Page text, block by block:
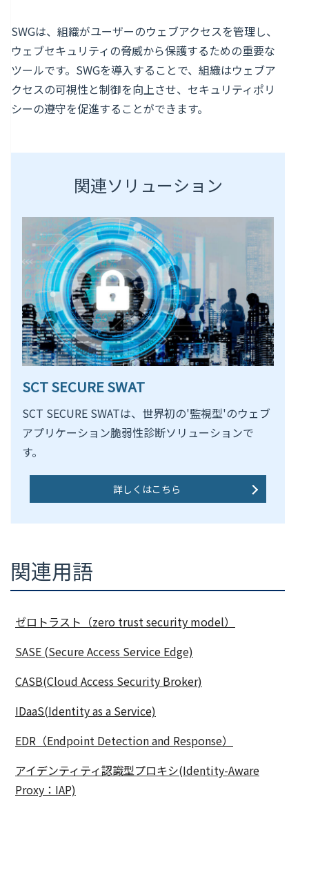
SWGは、組織がユーザーのウェブアクセスを管理し、
ウェブセキュリティの脅威から保護するための重要な
ツールです。SWGを導入することで、組織はウェブア
クセスの可視性と制御を向上させ、セキュリティポリ
シーの遵守を促進することができます。
関連ソリューション
SCT SECURE SWAT
SCT SECURE SWATは、世界初の'監視型'のウェブ
アプリケーション脆弱性診断ソリューションで
す。
詳しくはこちら
関連用語
ゼロトラスト（zero trust security model）
SASE (Secure Access Service Edge)
CASB(Cloud Access Security Broker)
IDaaS(Identity as a Service)
EDR（Endpoint Detection and Response）
アイデンティティ認識型プロキシ(Identity-Aware
Proxy：IAP)